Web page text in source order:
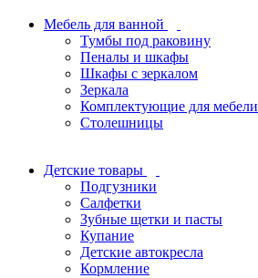
Мебель для ванной
Тумбы под раковину
Пеналы и шкафы
Шкафы с зеркалом
Зеркала
Комплектующие для мебели
Столешницы
Детские товары
Подгузники
Салфетки
Зубные щетки и пасты
Купание
Детские автокресла
Кормление